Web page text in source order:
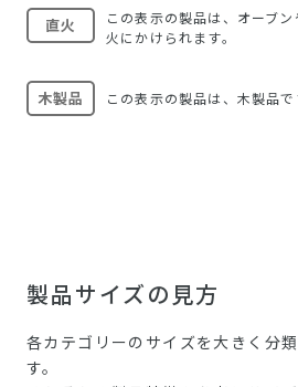
直火
この表示の製品は、オーブ
火にかけられます。
木製品 この表示の製品は、木製品で
製品サイズの見方
各カテゴリーのサイズを大きく分
す。